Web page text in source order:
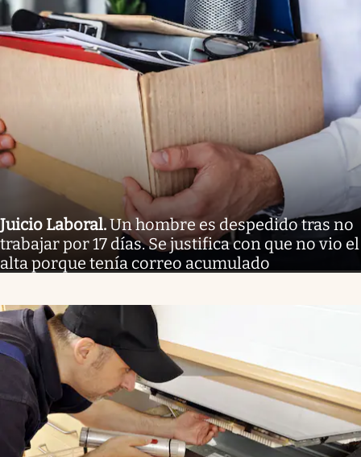
Juicio Laboral.Un hombre es despedido tras no
trabajar por 17 días. Se justifica con que no vio el
alta porque tenía correo acumulado